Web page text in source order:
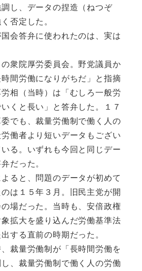
し、データの捏造（ねつぞ
否定した。
会答弁に使われたのは、実は
衆院厚労委員会。野党議員か
間労働になりがちだ」と指摘
相（当時）は「むしろ一般労
くと長い」と答弁した。１７
でも、裁量労働制で働く人の
働者より短いデータもござい
る。いずれも今回と同じデー
だった。
ると、問題のデータが初めて
は１５年３月。旧民主党が開
場だった。当時も、安倍政権
拡大を盛り込んだ労働基準法
する直前の時期だった。
裁量労働制が「長時間労働を
、裁量労働制で働く人の労働